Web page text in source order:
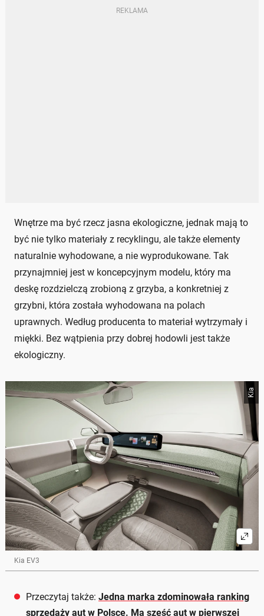
Wnętrze ma być rzecz jasna ekologiczne, jednak mają to
być nie tylko materiały z recyklingu, ale także elementy
naturalnie wyhodowane, a nie wyprodukowane. Tak
przynajmniej jest w koncepcyjnym modelu, który ma
deskę rozdzielczą zrobioną z grzyba, a konkretniej z
grzybni, która została wyhodowana na polach
uprawnych. Według producenta to materiał wytrzymały i
miękki. Bez wątpienia przy dobrej hodowli jest także
ekologiczny.
Kia
Kia EV3
Przeczytaj także: Jedna marka zdominowała ranking
sprzedaży aut w Polsce. Ma sześć aut w pierwszej